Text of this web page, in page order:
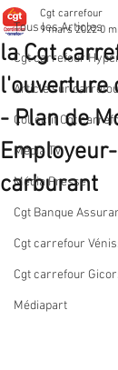
Tous les Articles
Cgt carrefour
Article sur
Collectif Cgt
Média TV
Média Presse
Cgt Banque
Cgt carrefour
Cgt carrefour
Médiapart
la Cgt
l'ouverture
- Plan de
carburant
Cgt carrefour
9 mars 2022 0